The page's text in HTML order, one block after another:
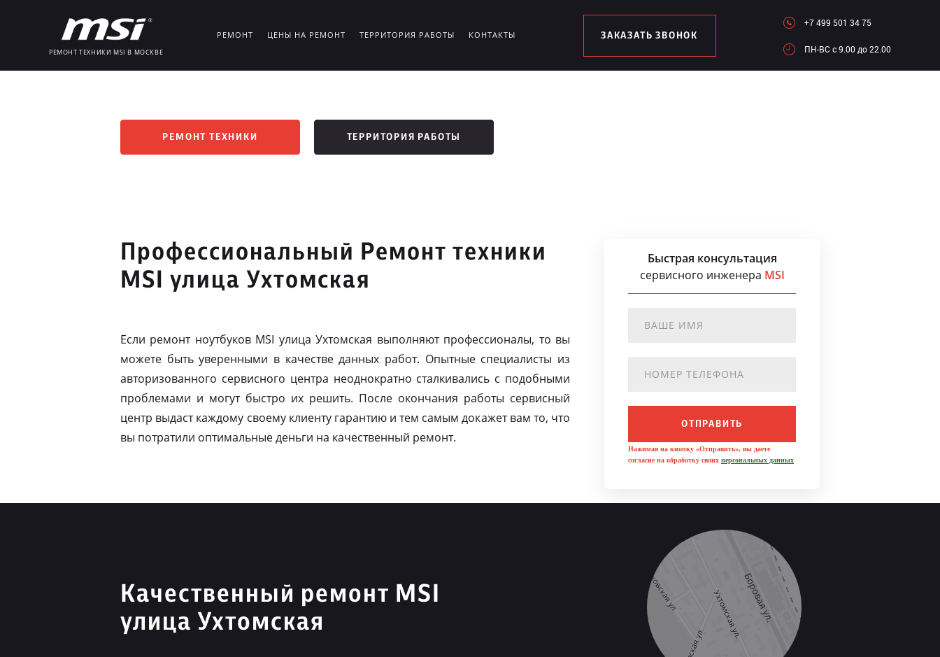
РЕМОНТ ТЕХНИКИ MSI В МОСКВЕ
РЕМОНТ ЦЕНЫ НА РЕМОНТ ТЕРРИТОРИЯ РАБОТЫ КОНТАКТЫ ЗАКАЗАТЬ ЗВОНОК
+7 499 501 34 75
ПН-ВC c 9.00 до 22.00
РЕМОНТ ТЕХНИКИ ТЕРРИТОРИЯ РАБОТЫ
Профессиональный Ремонт техники
MSI улица Ухтомская
Если ремонт ноутбуков MSI улица Ухтомская выполняют профессионалы, то вы
можете быть уверенными в качестве данных работ. Опытные специалисты из
авторизованного сервисного центра неоднократно сталкивались с подобными
проблемами и могут быстро их решить. После окончания работы сервисный
центр выдаст каждому своему клиенту гарантию и тем самым докажет вам то, что
вы потратили оптимальные деньги на качественный ремонт.
Быстрая консультация
сервисного инженера MSI
ОТПРАВИТЬ
Нажимая на кнопку «Отправить», вы даете
согласие на обработку своих персональных данных
Качественный ремонт MSI
улица Ухтомская